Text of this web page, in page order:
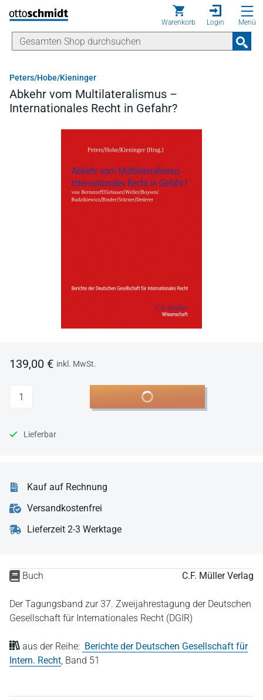
Direkt zum Inhalt
Warenkorb Login Menü
Peters/Hobe/Kieninger
Abkehr vom Multilateralismus –
Internationales Recht in Gefahr?
Buch C.F. Müller Verlag
Der Tagungsband zur 37. Zweijahrestagung der Deutschen
Gesellschaft für Internationales Recht (DGIR)
aus der Reihe: Berichte der Deutschen Gesellschaft für
Intern. Recht, Band 51
139,00 € inkl. MwSt.
Anzahl In den Warenkorb
Lieferbar
Kauf auf Rechnung
Versandkostenfrei
Lieferzeit 2-3 Werktage